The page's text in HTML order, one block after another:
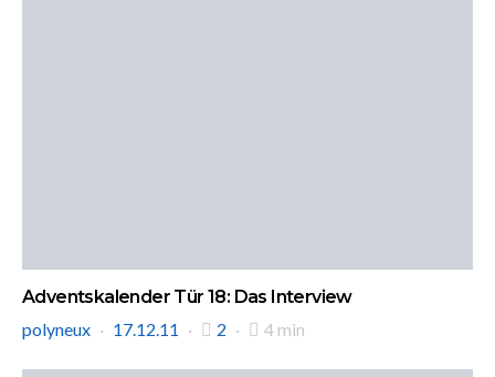
Adventskalender Tür 18: Das Interview
polyneux
17.12.11 2 4 min